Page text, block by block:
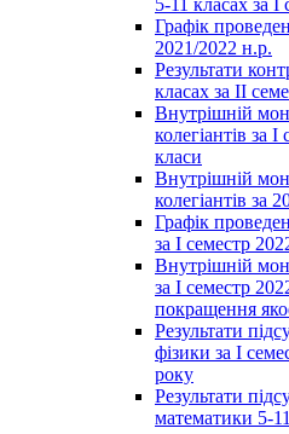
Графік
2021/2022 н.р.
Результати
класах за ІІ
Внутрішній
колегіантів за
класи
Внутрішній
колегіантів за
Графік
за І семестр
Внутрішній
за І семестр
покращення
Результати
фізики за І
року
Результати
математики 5-